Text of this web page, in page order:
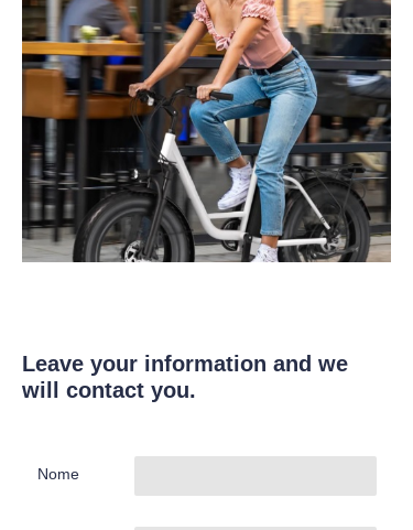
Leave your information and we
will contact you.
Nome